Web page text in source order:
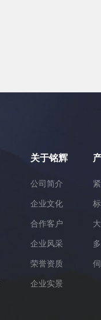
关于铭辉
公司简介
企业文化
合作客户
企业风采
荣誉资质
企业实景